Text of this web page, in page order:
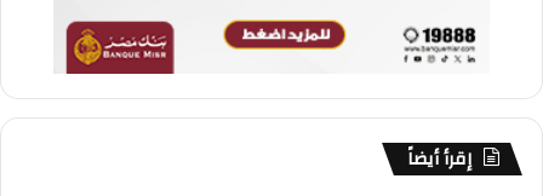
إقرأ أيضاً